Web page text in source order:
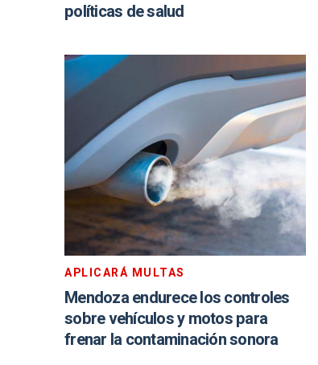
políticas de salud
APLICARÁ MULTAS
Mendoza endurece los controles
sobre vehículos y motos para
frenar la contaminación sonora